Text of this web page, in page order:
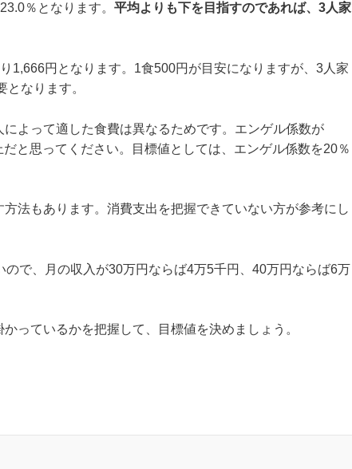
％となります。 平均よりも下を目指すのであれば、3人家
1,666円となります。1食500円が目安になりますが、3人家
なります。
よって適した食費は異なるためです。エンゲル係数が
と思ってください。目標値としては、エンゲル係数を20％
法もあります。消費支出を把握できていない方が参考にし
で、月の収入が30万円ならば4万5千円、40万円ならば6万
っているかを把握して、目標値を決めましょう。